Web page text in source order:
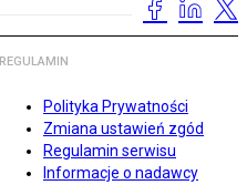
REGULAMIN
Polityka Prywatności
Zmiana ustawień zgód
Regulamin serwisu
Informacje o nadawcy